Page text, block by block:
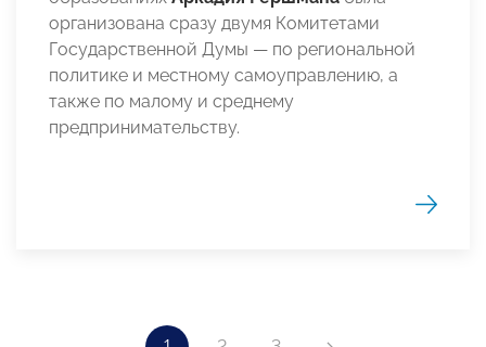
организована сразу двумя Комитетами
Государственной Думы — по региональной
политике и местному самоуправлению, а
также по малому и среднему
предпринимательству.